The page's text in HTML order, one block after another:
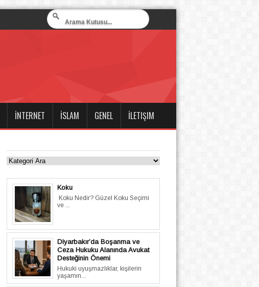
İNTERNET İSLAM GENEL İLETIŞIM
Koku
Koku Nedir? Güzel Koku Seçimi
ve ...
Diyarbakır’da Boşanma ve
Ceza Hukuku Alanında Avukat
Desteğinin Önemi
Hukuki uyuşmazlıklar, kişilerin
yaşamın...